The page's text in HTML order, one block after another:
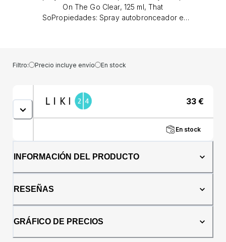
On The Go Clear, 125 ml, That
SoPropiedades: Spray autobronceador e
(tiempo durante el cual no debe entrar en
contacto con el agua), y persiste hasta 4 días.
uso: Pulverizar directamente sobre la piel con
un movimiento continuo y uniforme,
Deja secar sin frotar o puedes utilizar un
secador de pelo para obtener resultados
dihidroxiacetona, polisorbato 20, glicerina,
palmitoil pentapéptido-4. .Presentación: 125ml
Filtro: Precio incluye envío En stock
33 €
En stock
INFORMACIÓN DEL PRODUCTO
RESEÑAS
GRÁFICO DE PRECIOS